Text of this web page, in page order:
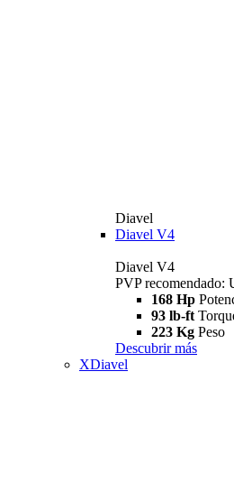
Diavel
Diavel V4
Diavel V4
PVP recomendado:
168 Hp
93 lb-ft
223 Kg Peso
Descubrir más
XDiavel